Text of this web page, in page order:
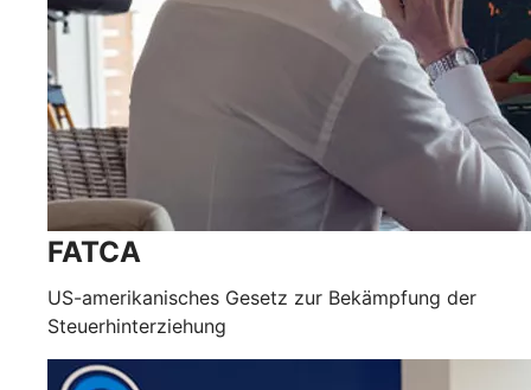
FATCA
US-amerikanisches Gesetz zur Bekämpfung der
Steuerhinterziehung